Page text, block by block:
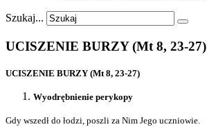
Szukaj...
UCISZENIE BURZY (Mt 8, 23-27)
UCISZENIE BURZY (Mt 8, 23-27)
Wyodrębnienie perykopy
Gdy wszedł do łodzi, poszli za Nim Jego uczniowie.